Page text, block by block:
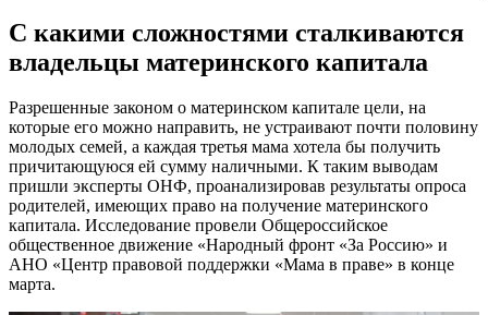
С какими сложностями сталкиваются
владельцы материнского капитала
Разрешенные законом о материнском капитале цели, на
которые его можно направить, не устраивают почти половину
молодых семей, а каждая третья мама хотела бы получить
причитающуюся ей сумму наличными. К таким выводам
пришли эксперты ОНФ, проанализировав результаты опроса
родителей, имеющих право на получение материнского
капитала. Исследование провели Общероссийское
общественное движение «Народный фронт «За Россию» и
АНО «Центр правовой поддержки «Мама в праве» в конце
марта.